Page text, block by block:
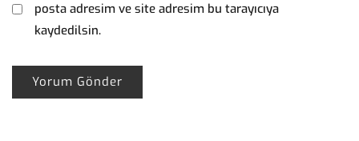
posta adresim ve site adresim bu tarayıcıya
kaydedilsin.